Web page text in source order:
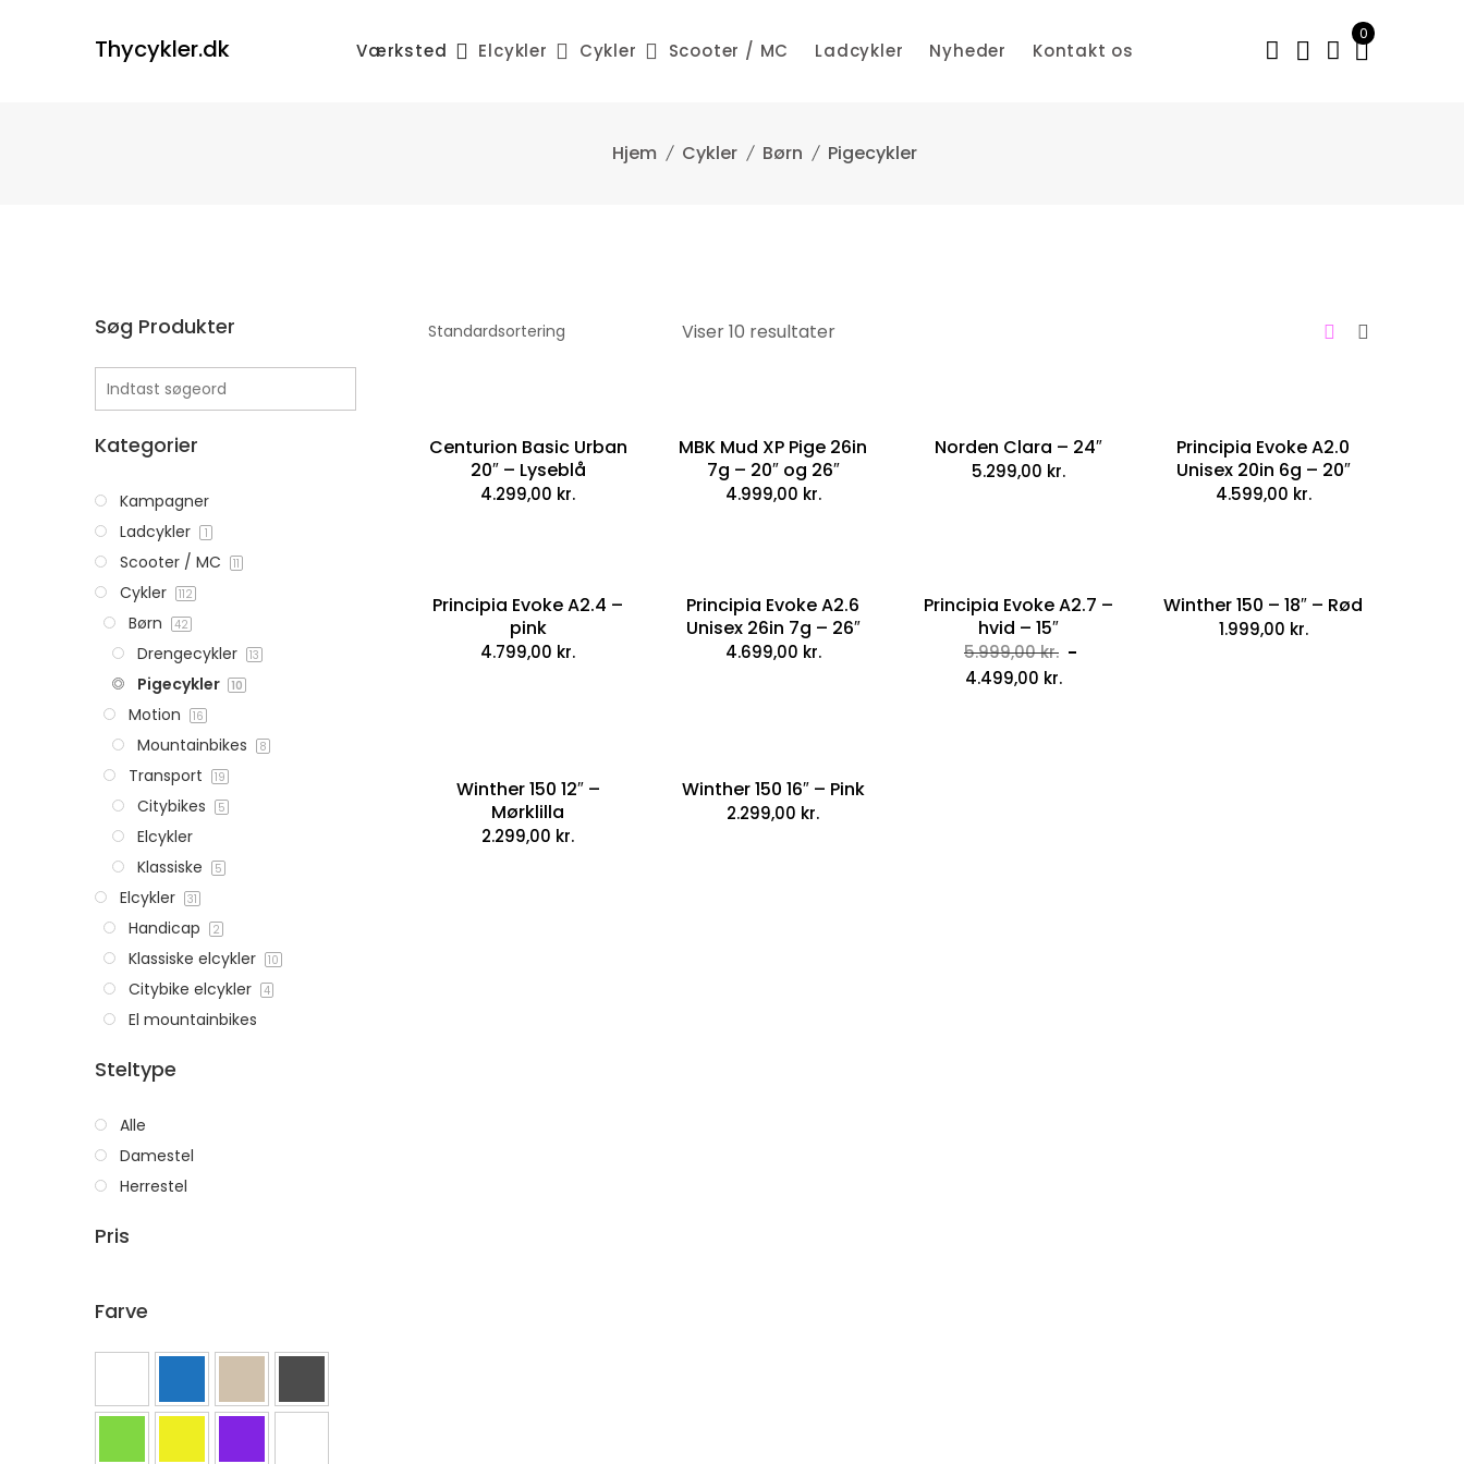
Thycykler.dk Værksted Elcykler Cykler Scooter / MC Ladcykler Nyheder Kontakt os
0
Cykler Børn Pigecykler
Søg Produkter
Kategorier
Kampagner
Ladcykler
1
Scooter / MC 11
Cykler 112
Børn 42
Drengecykler 13
Pigecykler 10
Motion 16
Mountainbikes 8
Transport 19
Citybikes 5
Elcykler
Klassiske
5
Elcykler 31
Handicap 2
Klassiske elcykler 10
Citybike elcykler 4
El mountainbikes
Steltype
Alle
Damestel
Herrestel
Pris
Farve
Viser 10 resultater
Centurion Basic Urban
20″ – Lyseblå
4.299,00 kr.
MBK Mud XP Pige 26in
7g – 20″ og 26″
4.999,00 kr.
Norden Clara – 24″
5.299,00 kr.
Principia Evoke A2.0
Unisex 20in 6g – 20″
4.599,00 kr.
Principia Evoke A2.4 –
pink
4.799,00 kr.
Principia Evoke A2.6
Unisex 26in 7g – 26″
4.699,00 kr.
Principia Evoke A2.7 –
hvid – 15″
5.999,00kr.
4.499,00 kr.
Winther 150 – 18″ – Rød
1.999,00 kr.
Winther 150 12″ –
Mørklilla
2.299,00 kr.
Winther 150 16″ – Pink
2.299,00 kr.